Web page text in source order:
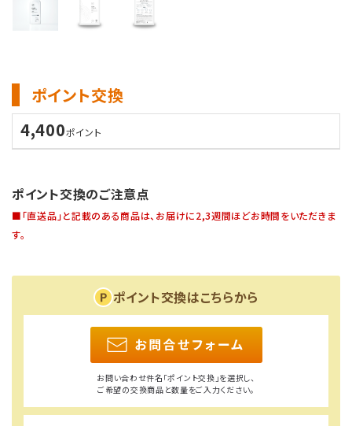
ポイント交換
4,400ポイント
ポイント交換のご注意点
■「直送品」と記載のある商品は、お届けに2,3週間ほどお時間をいただきま
す。
ポイント交換はこちらから
お問い合わせ件名「ポイント交換」を選択し、
ご希望の交換商品と数量をご入力ください。